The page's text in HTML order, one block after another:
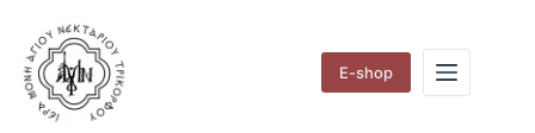
content
E-shop